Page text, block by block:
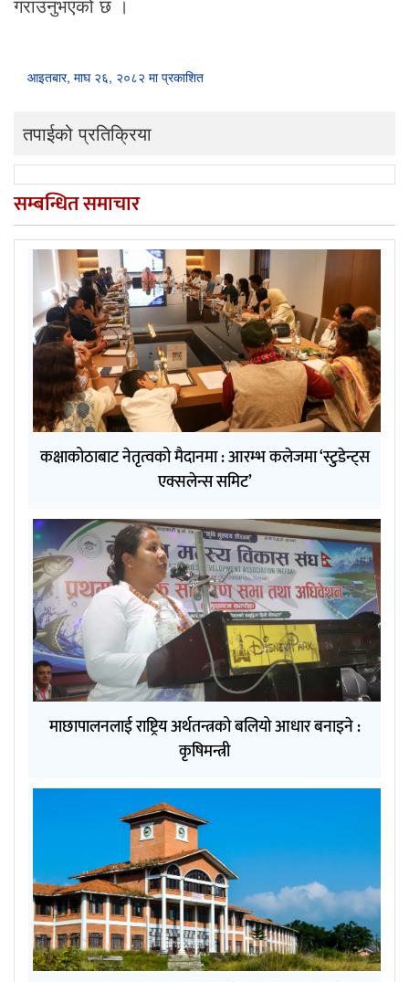
आइतबार, माघ २६, २०८२ मा प्रकाशित
तपाईको प्रतिक्रिया
सम्बन्धित समाचार
कक्षाकोठाबाट नेतृत्वको मैदानमा : आरम्भ कलेजमा ‘स्टुडेन्ट्स
एक्सलेन्स समिट’
माछापालनलाई राष्ट्रिय अर्थतन्त्रको बलियो आधार बनाइने :
कृषिमन्त्री